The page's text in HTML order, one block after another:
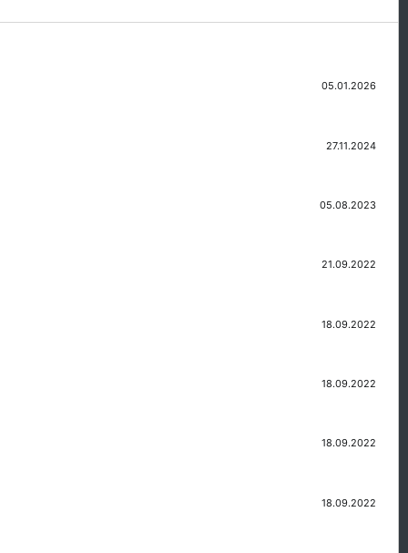
05.01.2026
27.11.2024
05.08.2023
21.09.2022
18.09.2022
18.09.2022
18.09.2022
18.09.2022